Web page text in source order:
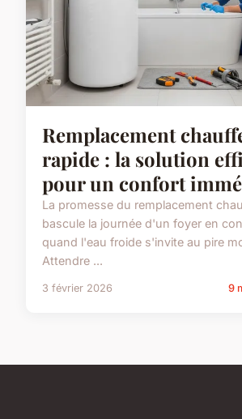
Remplacement
rapide : la solution
pour un confort
La promesse du remplacement
bascule la journée d'un foyer en
quand l'eau froide s'invite au pire
Attendre ...
3 février 2026 9